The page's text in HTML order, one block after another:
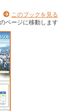
このブックを見る
ページに移動します